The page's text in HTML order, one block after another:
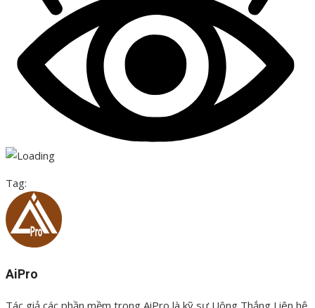
Tag:
AiPro
Tác giả các phần mềm trong AiPro là kỹ sư Uông Thắng Liên hệ